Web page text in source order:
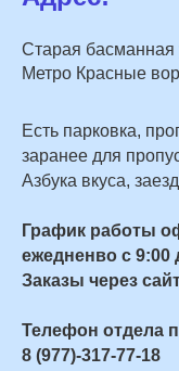
Старая басманная
Метро Красные
Есть парковка,
заранее для
Азбука вкуса,
График работы
ежедненво с 9:00
Заказы через
Телефон отдела
8 (977)-317-77-18